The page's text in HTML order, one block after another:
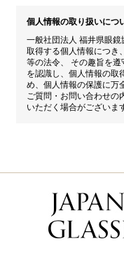
個人情報の取り扱いにつ
一般社団法人 福井県眼
取得する個人情報につき
等の法令、 その趣旨を
を認識し、個人情報の取
め、個人情報の保護に万
ご質問・お問い合わせの
いただく場合がございま